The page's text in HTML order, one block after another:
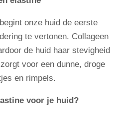
onze huid de eerste
te vertonen. Collageen
de huid haar stevigheid
voor een dunne, droge
en rimpels.
voor je huid?